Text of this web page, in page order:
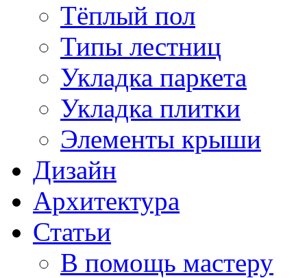
Тёплый пол
Типы лестниц
Укладка паркета
Укладка плитки
Элементы крыши
Дизайн
Архитектура
Статьи
В помощь мастеру